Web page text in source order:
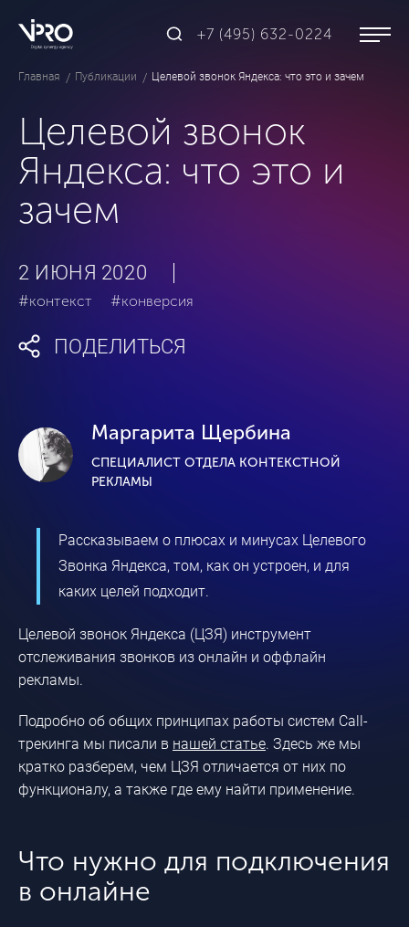
+7 (495) 632-0224
Главная Публикации Целевой звонок Яндекса: что это и зачем
Целевой звонок
Яндекса: что это и
зачем
2 ИЮНЯ 2020
#контекст #конверсия
ПОДЕЛИТЬСЯ
Маргарита Щербина
СПЕЦИАЛИСТ ОТДЕЛА КОНТЕКСТНОЙ
РЕКЛАМЫ
Рассказываем о плюсах и минусах Целевого
Звонка Яндекса, том, как он устроен, и для
каких целей подходит.
Целевой звонок Яндекса (ЦЗЯ) инструмент
отслеживания звонков из онлайн и оффлайн
рекламы.
Подробно об общих принципах работы систем Call-
трекинга мы писали в нашей статье. Здесь же мы
кратко разберем, чем ЦЗЯ отличается от них по
функционалу, а также где ему найти применение.
Что нужно для подключения
в онлайне